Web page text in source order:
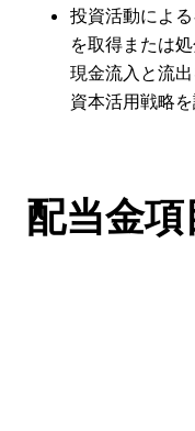
投資活動によ
を取得または
現金流入と流
資本活用戦略
配当金項